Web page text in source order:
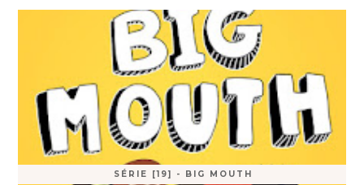
SÉRIE [19] - BIG MOUTH